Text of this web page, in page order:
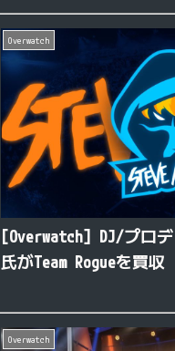
Overwatch
[Overwatch] DJ/プロ
氏がTeam Rogueを買収
Overwatch